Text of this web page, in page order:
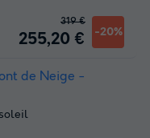
255,20 € -20%
319 €
de Neige -